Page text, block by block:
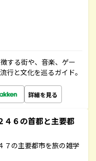
する街や、音楽、ゲー
行と文化を巡るガイド。
詳細を見る
６の首都と主要都
７の主要都市を旅の雑学